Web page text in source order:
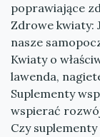
poprawiające
Zdrowe kwiaty:
nasze
Kwiaty o
lawenda,
Suplementy
wspierać
Czy